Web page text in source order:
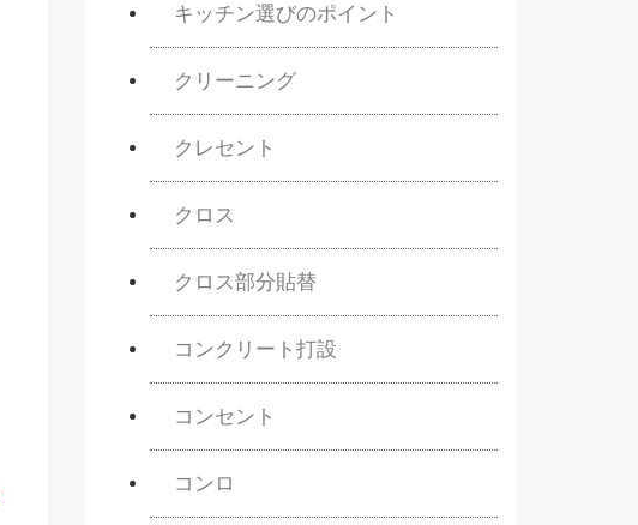
キッチン選びのポイント
クリーニング
クレセント
クロス
クロス部分貼替
コンクリート打設
コンセント
コンロ